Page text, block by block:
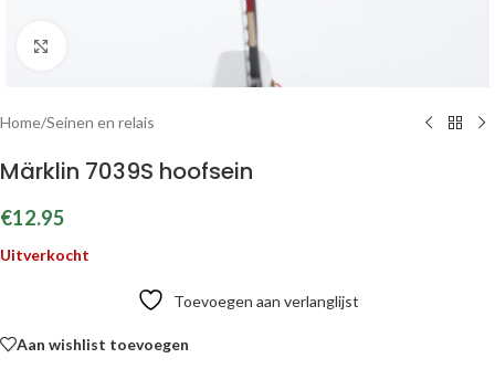
Home/Seinen en relais
Märklin 7039S hoofsein
€12.95
Uitverkocht
Toevoegen aan verlanglijst
Aan wishlist toevoegen